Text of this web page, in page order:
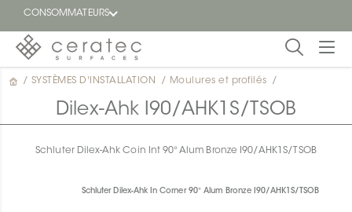
CONSOMMATEURS
En
vedette
un
/ SYSTÈMES D'INSTALLATION / Moulures et profilés /
Dilex-Ahk I90/AHK1S/TSOB
Schluter Dilex-Ahk Coin Int 90° Alum Bronze I90/AHK1S/TSOB
Schluter Dilex-Ahk In Corner 90° Alum Bronze I90/AHK1S/TSOB